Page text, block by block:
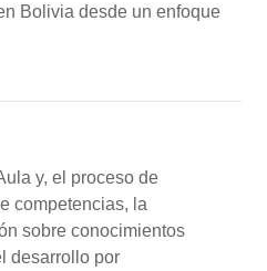
Bolivia desde un enfoque
y, el proceso de
competencias, la
sobre conocimientos
desarrollo por